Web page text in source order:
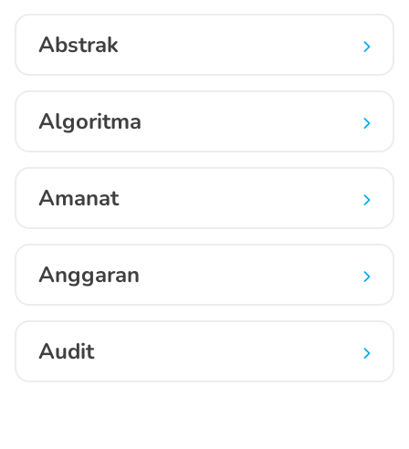
Abstrak
Algoritma
Amanat
Anggaran
Audit